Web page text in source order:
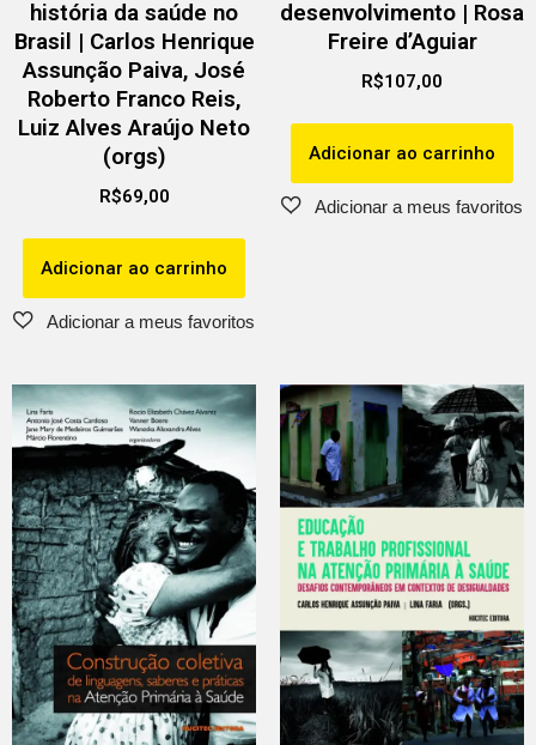
história da saúde no
Brasil | Carlos Henrique
Assunção Paiva, José
Roberto Franco Reis,
Luiz Alves Araújo Neto
(orgs)
R$69,00
Adicionar ao carrinho
desenvolvimento | Rosa
Freire d’Aguiar
R$107,00
Adicionar ao carrinho